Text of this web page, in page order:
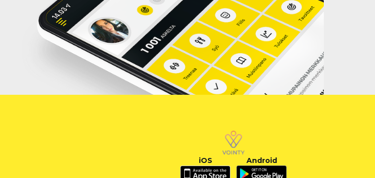
iOS Android